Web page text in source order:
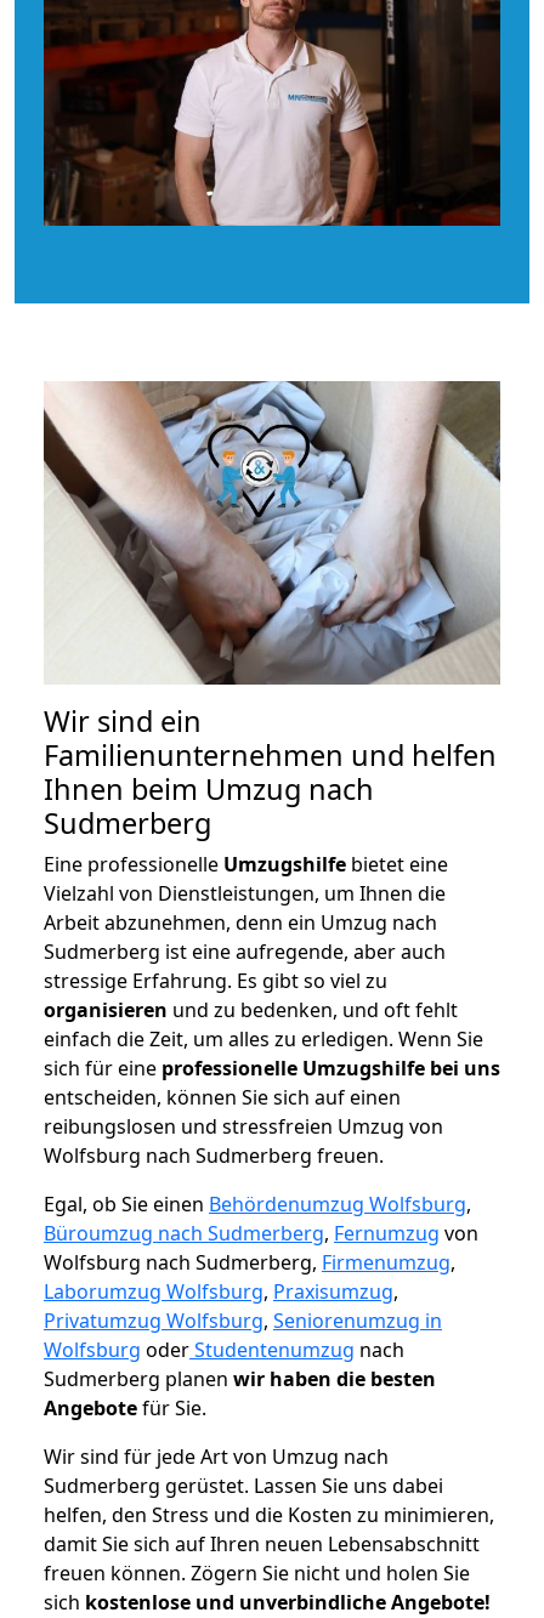
Wir sind ein
Familienunternehmen und helfen
Ihnen beim Umzug nach
Sudmerberg
Eine professionelle Umzugshilfe bietet eine
Vielzahl von Dienstleistungen, um Ihnen die
Arbeit abzunehmen, denn ein Umzug nach
Sudmerberg ist eine aufregende, aber auch
stressige Erfahrung. Es gibt so viel zu
organisieren und zu bedenken, und oft fehlt
einfach die Zeit, um alles zu erledigen. Wenn Sie
sich für eine professionelle Umzugshilfe bei uns
entscheiden, können Sie sich auf einen
reibungslosen und stressfreien Umzug von
Wolfsburg nach Sudmerberg freuen.
Egal, ob Sie einen Behördenumzug Wolfsburg,
Büroumzug nach Sudmerberg, Fernumzug von
Wolfsburg nach Sudmerberg, Firmenumzug,
Laborumzug Wolfsburg, Praxisumzug,
Privatumzug Wolfsburg, Seniorenumzug in
Wolfsburg oderStudentenumzug nach
Sudmerberg planen wir haben die besten
Angebotefür Sie.
Wir sind für jede Art von Umzug nach
Sudmerberg gerüstet. Lassen Sie uns dabei
helfen, den Stress und die Kosten zu minimieren,
damit Sie sich auf Ihren neuen Lebensabschnitt
freuen können. Zögern Sie nicht und holen Sie
sich kostenlose und unverbindliche Angebote!